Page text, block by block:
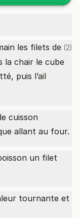
les filets de (2)
la chair le cube
puis l’ail
cuisson
allant au four.
un filet
tournante et